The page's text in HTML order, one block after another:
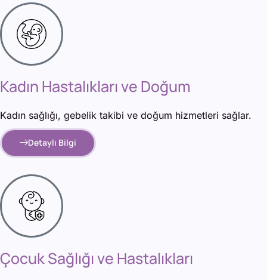
Kadın Hastalıkları ve Doğum
Kadın sağlığı, gebelik takibi ve doğum hizmetleri sağlar.
Detaylı Bilgi
Çocuk Sağlığı ve Hastalıkları